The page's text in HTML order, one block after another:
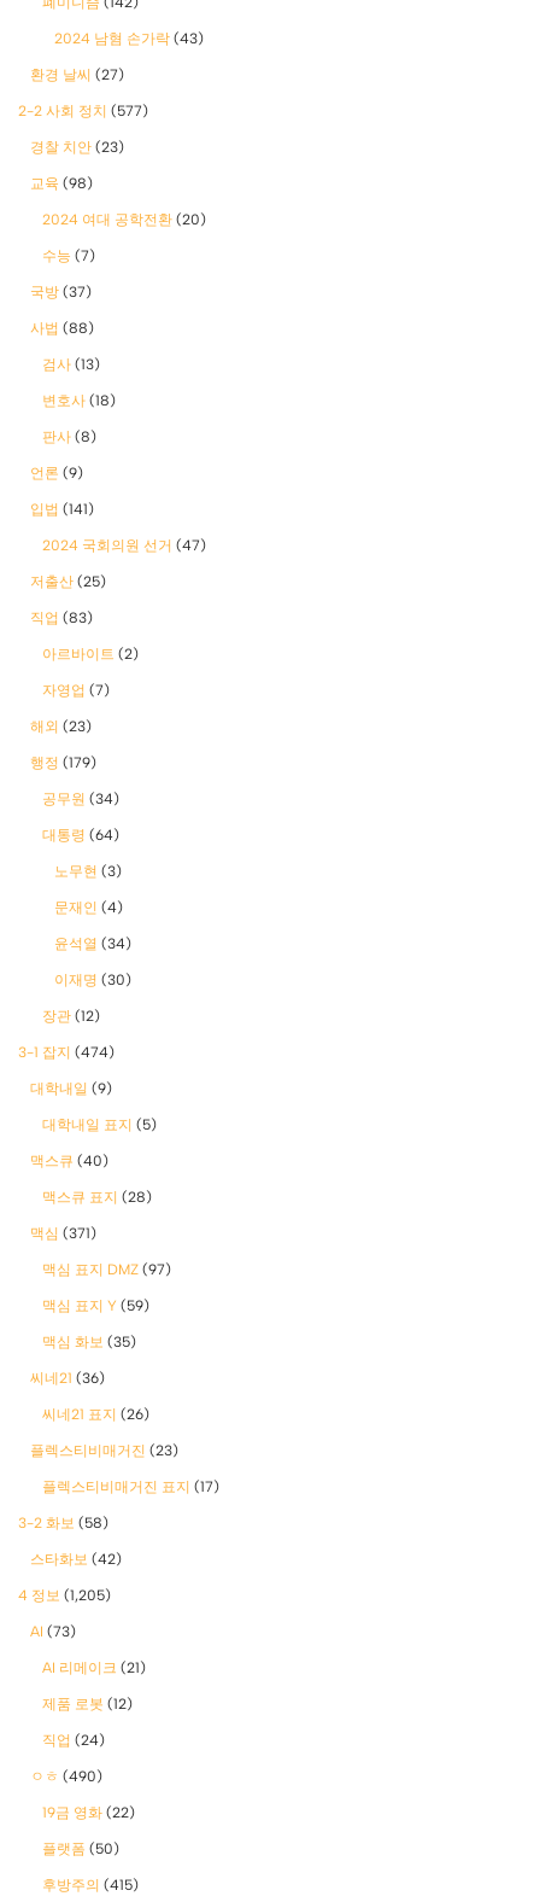
2024 남혐 손가락 (43)
환경 날씨 (27)
2-2 사회 정치 (577)
경찰 치안 (23)
교육 (98)
2024 여대 공학전환 (20)
수능 (7)
국방 (37)
사법 (88)
검사 (13)
변호사 (18)
판사 (8)
언론 (9)
입법 (141)
2024 국회의원 선거 (47)
저출산 (25)
직업 (83)
아르바이트 (2)
자영업 (7)
해외 (23)
행정 (179)
공무원 (34)
대통령 (64)
노무현 (3)
문재인 (4)
윤석열 (34)
이재명 (30)
장관 (12)
3-1 잡지 (474)
대학내일 (9)
대학내일 표지 (5)
맥스큐 (40)
맥스큐 표지 (28)
맥심 (371)
맥심 표지 DMZ (97)
맥심 표지 Y (59)
맥심 화보 (35)
씨네21 (36)
씨네21 표지 (26)
플렉스티비매거진 (23)
플렉스티비매거진 표지 (17)
3-2 화보 (58)
스타화보 (42)
4 정보 (1,205)
AI (73)
AI 리메이크 (21)
제품 로봇 (12)
직업 (24)
ㅇㅎ (490)
19금 영화 (22)
플랫폼 (50)
후방주의 (415)